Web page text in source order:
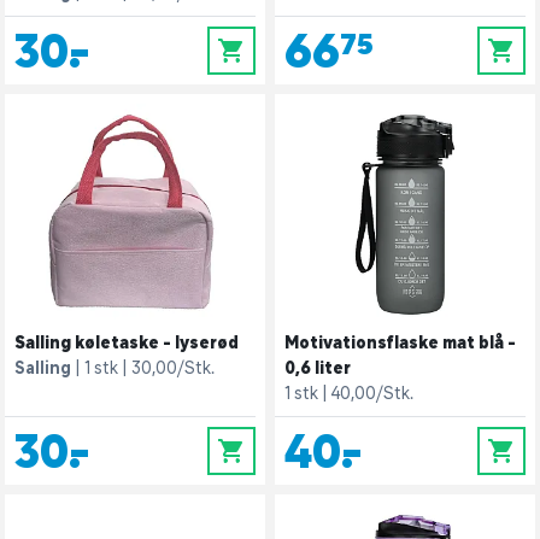
30,- 0 66,75 0
Salling køletaske - lyserød
Salling
1 stk 30,00/Stk.
30,- 0
Motivationsflaske mat blå -
0,6 liter
1 stk
40,00/Stk.
40,- 0